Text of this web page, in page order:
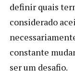
definir quais
considerado
constante
ser um desafio.